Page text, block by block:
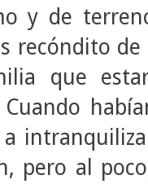
y de
recóndito
que
Cuando
a
pero al